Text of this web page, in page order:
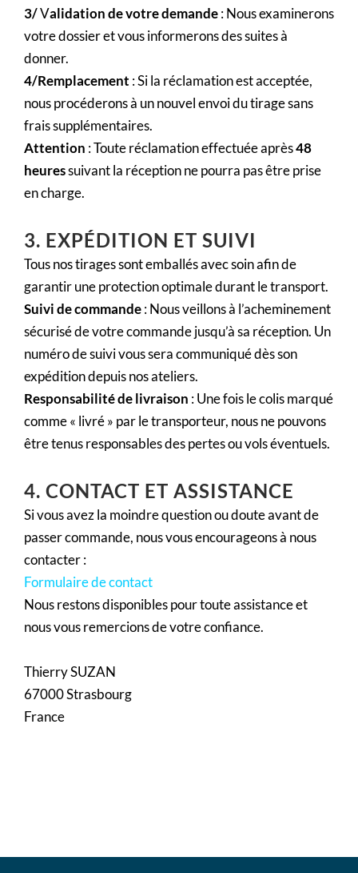
3/Validation de votre demande: Nous examinerons
votre dossier et vous informerons des suites à
donner.
4/Remplacement : Si la réclamation est acceptée,
nous procéderons à un nouvel envoi du tirage sans
frais supplémentaires.
Attention : Toute réclamation effectuée après48
heuressuivant la réception ne pourra pas être prise
en charge.
3. EXPÉDITION ET SUIVI
Tous nos tirages sont emballés avec soin afin de
garantir une protection optimale durant le transport.
Suivi de commande: Nous veillons à l’acheminement
sécurisé de votre commande jusqu’à sa réception. Un
numéro de suivi vous sera communiqué dès son
expédition depuis nos ateliers.
Responsabilité de livraison : Une fois le colis marqué
comme « livré » par le transporteur, nous ne pouvons
être tenus responsables des pertes ou vols éventuels.
4. CONTACT ET ASSISTANCE
Si vous avez la moindre question ou doute avant de
passer commande, nous vous encourageons à nous
contacter :
Formulaire de contact
Nous restons disponibles pour toute assistance et
nous vous remercions de votre confiance.
Thierry SUZAN
67000 Strasbourg
France